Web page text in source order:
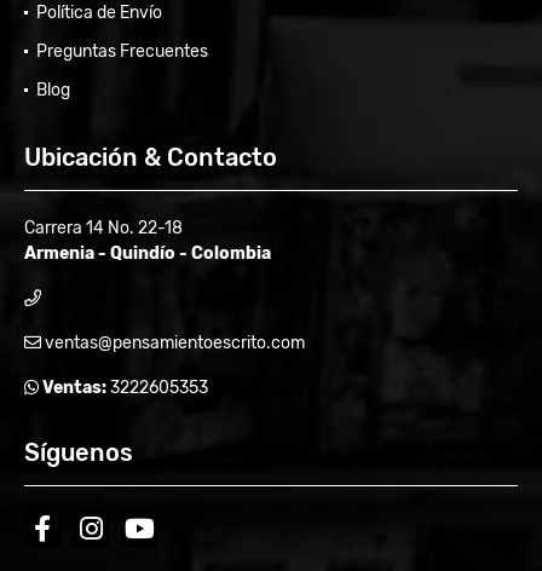
Política de Envío
Preguntas Frecuentes
Blog
Ubicación & Contacto
Carrera 14 No. 22-18
Armenia - Quindío - Colombia
ventas@pensamientoescrito.com
Ventas:3222605353
Síguenos
facebookinstagramyoutube